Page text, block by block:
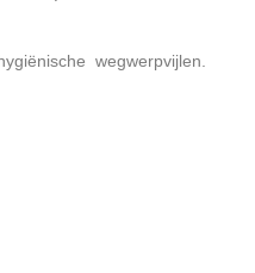
wegwerpvijlen.